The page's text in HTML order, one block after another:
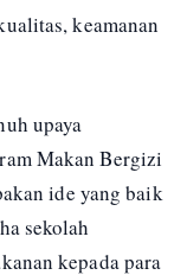
keamanan
upaya
Makan Bergizi
ide yang baik
sekolah
kepada para